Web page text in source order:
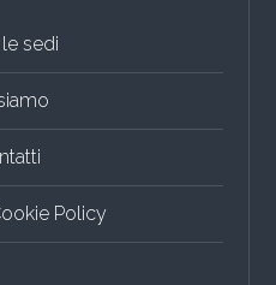
sedi
Policy